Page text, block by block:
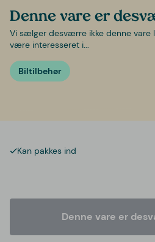
Denne vare er
Vi sælger desværre ikke denne vare
være interesseret i...
Biltilbehør
Kan pakkes ind
Denne vare er